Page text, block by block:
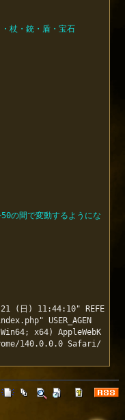
杖・銃・盾・宝石
の間で変動するようにな
(日) 11:44:10" REFE
USER_AGEN
x64) AppleWebK
140.0.0.0 Safari/